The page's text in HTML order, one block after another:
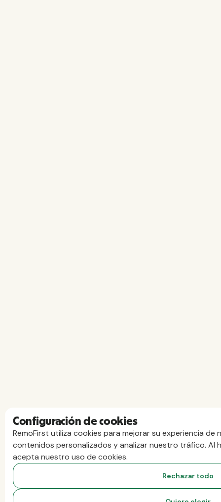
Configuración de cookies
RemoFirst utiliza cookies para mejorar su experiencia de
contenidos personalizados y analizar nuestro tráfico. Al
acepta nuestro uso de cookies.
Rechazar todo